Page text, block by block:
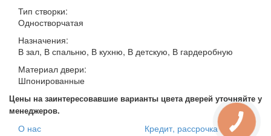
Тип створки:
Одностворчатая
Назначения:
В зал, В спальню, В кухню, В детскую, В гардеробную
Материал двери:
Шпонированные
Цены на заинтересовавшие варианты цвета дверей уточняйте у
менеджеров.
О нас Кредит, рассрочка